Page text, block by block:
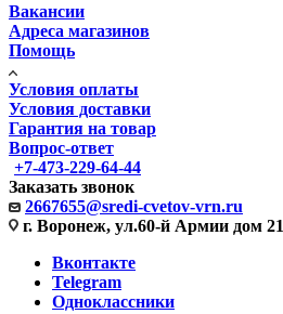
Вакансии
Адреса магазинов
Помощь
Условия оплаты
Условия доставки
Гарантия на товар
Вопрос-ответ
+7-473-229-64-44
Заказать звонок
2667655@sredi-cvetov-vrn.ru
г. Воронеж, ул.60-й Армии дом 21
Вконтакте
Telegram
Одноклассники